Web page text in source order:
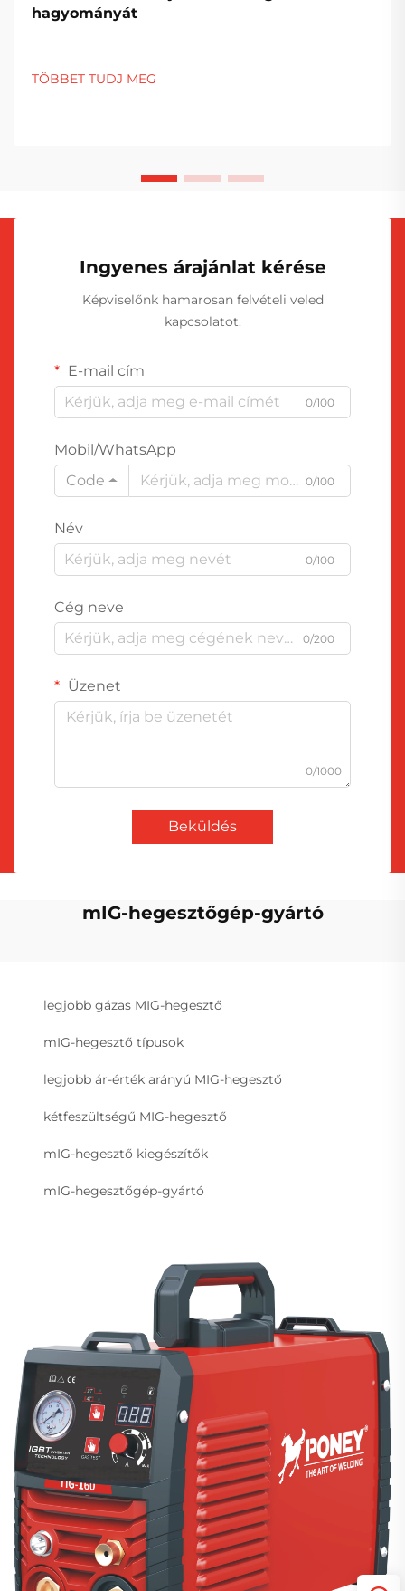
hagyományát
TÖBBET TUDJ MEG
Ingyenes árajánlat kérése
Képviselőnk hamarosan felvételi veled
kapcsolatot.
E-mail cím
0/100
Mobil/WhatsApp
Code
0/100
Név
0/100
Cég neve
0/200
Üzenet
0/1000
Beküldés
mIG-hegesztőgép-gyártó
legjobb gázas MIG-hegesztő
mIG-hegesztő típusok
legjobb ár-érték arányú MIG-hegesztő
kétfeszültségű MIG-hegesztő
mIG-hegesztő kiegészítők
mIG-hegesztőgép-gyártó